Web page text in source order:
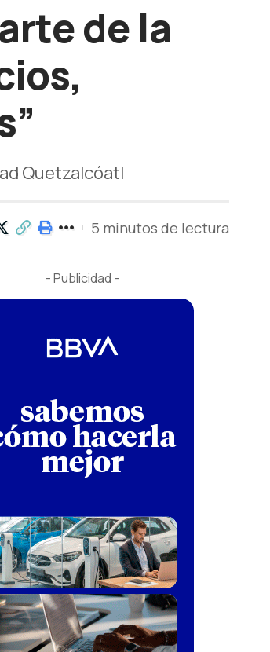
de la
Quetzalcóatl
5 minutos de lectura
- Publicidad -